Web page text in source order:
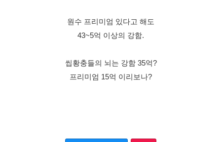
원수 프리미엄 있다고 해도
43~5억 이상의 강함.
씹황충들의 뇌는 강함 35억?
프리미엄 15억 이리보나?